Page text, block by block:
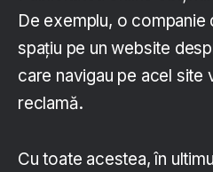
De exemplu, o companie
spațiu pe un website
care navigau pe acel site
reclamă.
Cu toate acestea, în